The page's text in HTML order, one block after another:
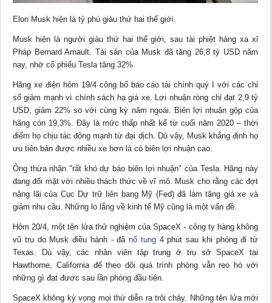
Elon Musk hiện là tỷ phú giàu thứ hai thế giới.
Musk hiện là người giàu thứ hai thế giới, sau tài phiệt hàng xa xỉ
Pháp Bernard Arnault. Tài sản của Musk đã tăng 26,8 tỷ USD năm
nay, nhờ cổ phiếu Tesla tăng 32%.
Hãng xe điện hôm 19/4 công bố báo cáo tài chính quý I với các chỉ
số giảm mạnh vì chính sách hạ giá xe. Lợi nhuận ròng chỉ đạt 2,9 tỷ
USD, giảm 22% so với cùng kỳ năm ngoái. Biên lợi nhuậngộp của
hãng còn 19,3%. Đây là mức thấp nhất kể từ cuối năm 2020 – thời
điểm họ chịu tác động mạnh từ đại dịch. Dù vậy, Musk khẳng định họ
ưu tiên bán được nhiều xe hơn là có biên lợi nhuận cao.
Ông thừa nhận "rất khódự báo biên lợi nhuận" của Tesla. Hãng này
đang đối mặt với nhiều thách thức về vĩ mô. Musk cho rằng các đợt
nâng lãi của Cục Dự trữ liên bang Mỹ (Fed) đã làm tăng giá xe và
giảm nhu cầu. Những lo lắng về kinh tế Mỹ cũng là một vấn đề.
Hôm 20/4, một tên lửa thử nghiệm của SpaceX - công ty hàng không
vũ trụ do Musk điều hành - đã nổ tung4 phút sau khi phóng đi từ
Texas. Dù vậy, các nhân viên tập trung ở trụ sở SpaceX tại
Hawthorne, California để theo dõi quá trình phóng vẫn reo hò với
những gì đạt được sau lần phóng đầu tiên.
SpaceX không kỳ vọng mọi thứ diễn ra trôi chảy. Những tên lửa mới